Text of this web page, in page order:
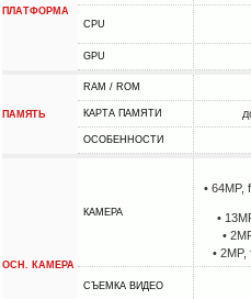
ПЛАТФОРМА
CPU
GPU
ПАМЯТЬ
RAM / ROM
КАРТА ПАМЯТИ
ОСОБЕННОСТИ
ОСН. КАМЕРА
КАМЕРА
• 64MP,
•
•
•
СЪЕМКА ВИДЕО